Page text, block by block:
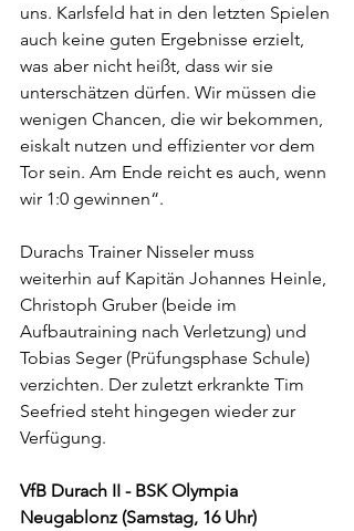
uns. Karlsfeld hat in den letzten Spielen
auch keine guten Ergebnisse erzielt,
was aber nicht heißt, dass wir sie
unterschätzen dürfen. Wir müssen die
wenigen Chancen, die wir bekommen,
eiskalt nutzen und effizienter vor dem
Tor sein. Am Ende reicht es auch, wenn
wir 1:0 gewinnen“.
Durachs Trainer Nisseler muss
weiterhin auf Kapitän Johannes Heinle,
Christoph Gruber (beide im
Aufbautraining nach Verletzung) und
Tobias Seger (Prüfungsphase Schule)
verzichten. Der zuletzt erkrankte Tim
Seefried steht hingegen wieder zur
Verfügung.
VfB Durach II - BSK Olympia
Neugablonz (Samstag, 16 Uhr)